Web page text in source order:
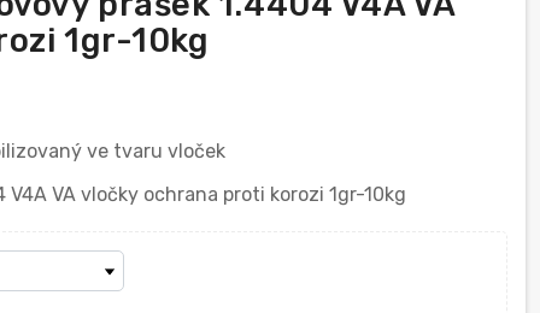
1gr-10kg
ve tvaru vloček
VA vločky ochrana proti korozi 1gr-10kg